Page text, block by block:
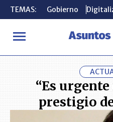
TEMAS: Gobierno
INICIO ACTUALIDAD “Es
TEMAS: Gobierno
“Es
prestigio